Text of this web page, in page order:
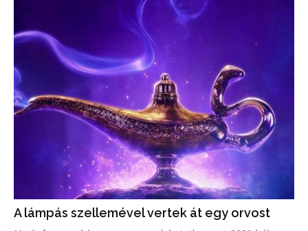
A lámpás szellemével vertek át egy orvost